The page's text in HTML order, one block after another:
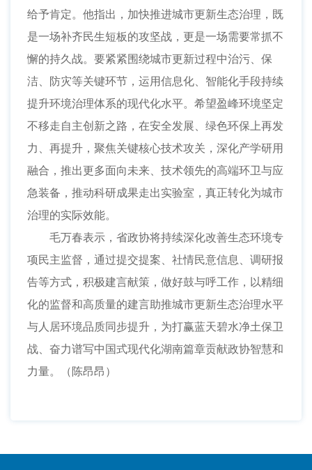
给予肯定。他指出，加快推进城市更新生态治理，既
是一场补齐民生短板的攻坚战，更是一场需要常抓不
懈的持久战。要紧紧围绕城市更新过程中治污、保
洁、防灾等关键环节，运用信息化、智能化手段持续
提升环境治理体系的现代化水平。希望盈峰环境坚定
不移走自主创新之路，在安全发展、绿色环保上再发
力、再提升，聚焦关键核心技术攻关，深化产学研用
融合，推出更多面向未来、技术领先的高端环卫与应
急装备，推动科研成果走出实验室，真正转化为城市
治理的实际效能。
毛万春表示，省政协将持续深化改善生态环境专
项民主监督，通过提交提案、社情民意信息、调研报
告等方式，积极建言献策，做好鼓与呼工作，以精细
化的监督和高质量的建言助推城市更新生态治理水平
与人居环境品质同步提升，为打赢蓝天碧水净土保卫
战、奋力谱写中国式现代化湖南篇章贡献政协智慧和
力量。（陈昂昂）